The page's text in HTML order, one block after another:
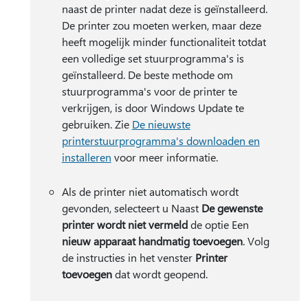
naast de printer nadat deze is geïnstalleerd.
De printer zou moeten werken, maar deze
heeft mogelijk minder functionaliteit totdat
een volledige set stuurprogramma's is
geïnstalleerd. De beste methode om
stuurprogramma's voor de printer te
verkrijgen, is door Windows Update te
gebruiken. Zie De nieuwste
printerstuurprogramma's downloaden en
installeren voor meer informatie.
Als de printer niet automatisch wordt
gevonden, selecteert u Naast De gewenste
printer wordt niet vermeldde optie Een
nieuw apparaat handmatig toevoegen. Volg
de instructies in het venster Printer
toevoegendat wordt geopend.